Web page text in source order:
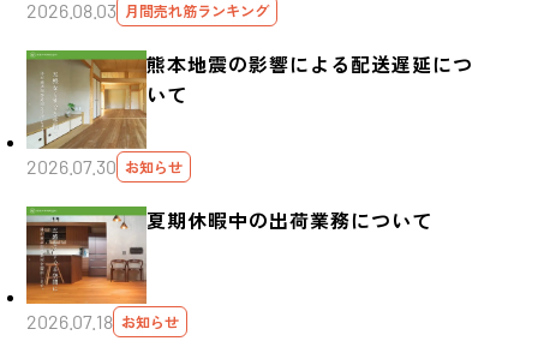
2026.08.03 月間売れ筋ランキング
熊本地震の影響による配送遅延につ
いて
2026.07.30 お知らせ
夏期休暇中の出荷業務について
2026.07.18 お知らせ